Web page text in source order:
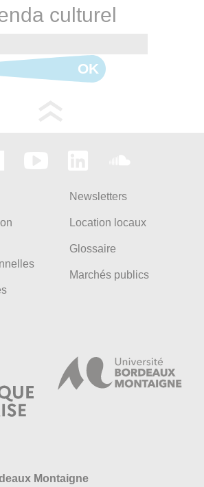
culturel
OK
Newsletters
Location locaux
Glossaire
Marchés publics
Montaigne